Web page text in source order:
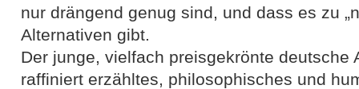
nur drängend genug sind, und dass es zu
Alternativen gibt.
Der junge, vielfach preisgekrönte deutsche
raffiniert erzähltes, philosophisches und